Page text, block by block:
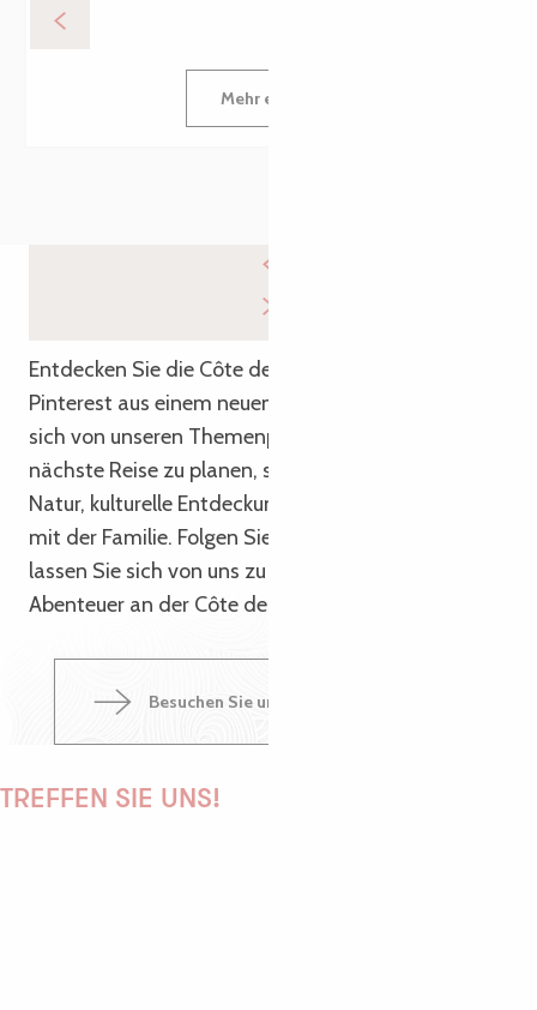
Mehr erfahren
Entdecken Sie die Côte de Granit Rose auf
Pinterest aus einem neuen Blickwinkel! Lassen Sie
sich von unseren Themenpins inspirieren, um Ihre
nächste Reise zu planen, sei es ein Ausflug in die
Natur, kulturelle Entdeckungen oder Entspannung
mit der Familie. Folgen Sie uns auf Pinterest und
lassen Sie sich von uns zu einem unvergesslichen
Abenteuer an der Côte de Granit Rose führen!
Besuchen Sie unsere pinterest-Seite
TREFFEN SIE UNS!